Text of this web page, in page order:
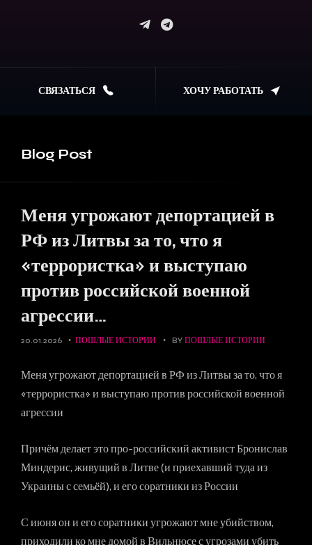
СВЯЗАТЬСЯ ХОЧУ РАБОТАТЬ
Blog Post
Меня угрожают депортацией в
РФ из Литвы за то, что я
«террористка» и выступаю
против российской военной
агрессии…
20.01.2026 ПОШЛЫЕ ИСТОРИИ BY ПОШЛЫЕ ИСТОРИИ
Меня угрожают депортацией в РФ из Литвы за то, что я
«террористка» и выступаю против российской военной
агрессии
Причём делает это про-российский активист Бронислав
Миндерис, живущий в Литве (и приехавший туда из
Украины с семьёй), и его соратники из России
С июня он и его соратники угрожают мне убийством,
приходили ко мне домой в Вильнюсе с угрозами убить